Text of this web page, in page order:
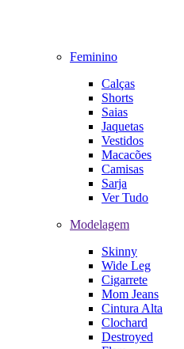
Feminino
Calças
Shorts
Saias
Jaquetas
Vestidos
Macacões
Camisas
Sarja
Ver Tudo
Modelagem
Skinny
Wide Leg
Cigarrete
Mom Jeans
Cintura Alta
Clochard
Destroyed